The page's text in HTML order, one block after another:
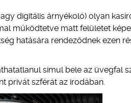
digitális árnyékoló) olyan
működtetve matt felületet
hatására rendeződnek ezen
simul bele az üvegfal
privát szférát az irodában.